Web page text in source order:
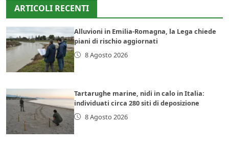
ARTICOLI RECENTI
Alluvioni in Emilia-Romagna, la Lega chiede
piani di rischio aggiornati
8 Agosto 2026
Tartarughe marine, nidi in calo in Italia:
individuati circa 280 siti di deposizione
8 Agosto 2026